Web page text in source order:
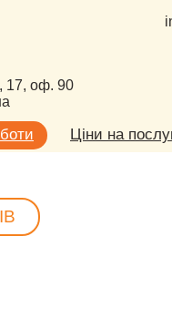
17, оф. 90
Ціни на